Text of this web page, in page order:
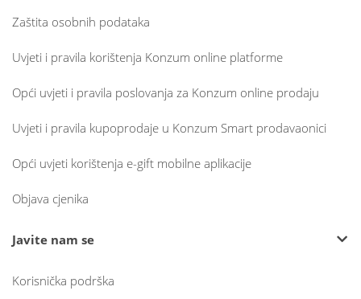
Zaštita osobnih podataka
Uvjeti i pravila korištenja Konzum online platforme
Opći uvjeti i pravila poslovanja za Konzum online prodaju
Uvjeti i pravila kupoprodaje u Konzum Smart prodavaonici
Opći uvjeti korištenja e-gift mobilne aplikacije
Objava cjenika
Javite nam se
Korisnička podrška